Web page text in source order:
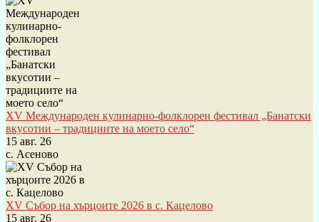
XV Международен кулинарно-фолклорен фестивал „Банатски
вкусотии – традициите на моето село“
15 авг. 26
с. Асеново
XV Събор на хърцоите 2026 в с. Кацелово
15 авг. 26